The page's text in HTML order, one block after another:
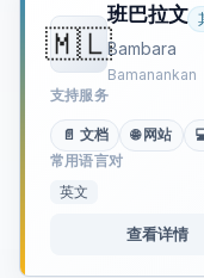
🇲🇱
班巴拉文
Bambara
Bamanankan
支持服务
📄 文档 🌐 网站
常用语言对
英文
查看详情